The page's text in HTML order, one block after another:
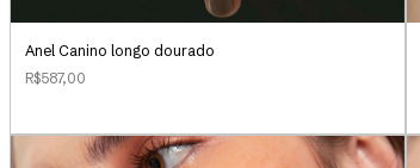
Anel Canino longo dourado
R$587,00